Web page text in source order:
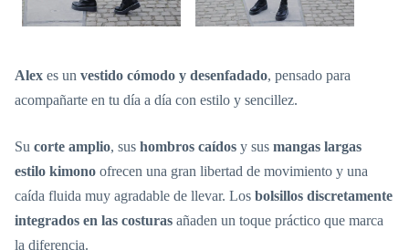
Alex es un vestido cómodo y desenfadado, pensado para
acompañarte en tu día a día con estilo y sencillez.
Su corte amplio, sus hombros caídos y sus mangas largas
estilo kimono ofrecen una gran libertad de movimiento y una
caída fluida muy agradable de llevar. Los bolsillos discretamente
integrados en las costuras añaden un toque práctico que marca
la diferencia.